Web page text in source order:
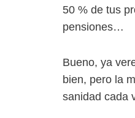
50 % de tus
pensiones…
Bueno, ya
bien, pero la
sanidad cada